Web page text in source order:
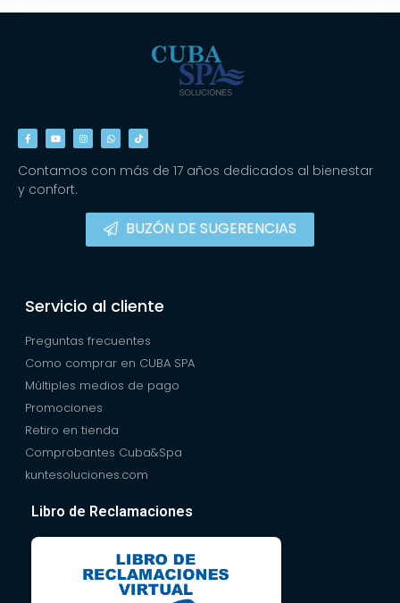
Contamos con más de 17 años dedicados al bienestar
y confort.
BUZÓN DE SUGERENCIAS
Servicio al cliente
Preguntas frecuentes
Como comprar en CUBA SPA
Múltiples medios de pago
Promociones
Retiro en tienda
Comprobantes Cuba&Spa
kuntesoluciones.com
Libro de Reclamaciones